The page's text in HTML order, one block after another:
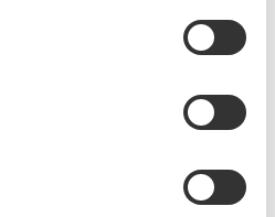
Falköping, Karlsborg, Lidköping,